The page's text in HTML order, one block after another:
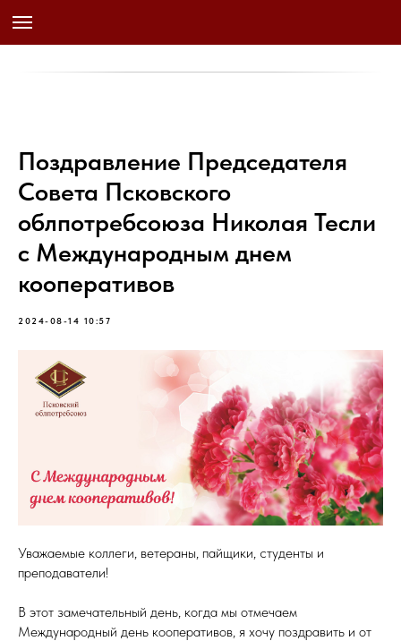
Поздравление Председателя
Совета Псковского
облпотребсоюза Николая Тесли
с Международным днем
кооперативов
2024-08-14 10:57
Уважаемые коллеги, ветераны, пайщики, студенты и
преподаватели!
В этот замечательный день, когда мы отмечаем
Международный день кооперативов, я хочу поздравить и от